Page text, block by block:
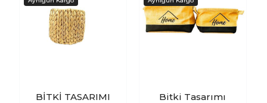
BİTKİ TASARIMI
Bitki Tasarımı